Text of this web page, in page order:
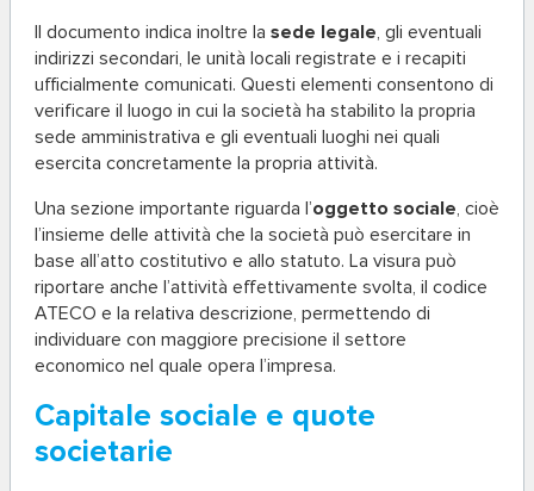
Il documento indica inoltre la sede legale, gli eventuali
indirizzi secondari, le unità locali registrate e i recapiti
ufficialmente comunicati. Questi elementi consentono di
verificare il luogo in cui la società ha stabilito la propria
sede amministrativa e gli eventuali luoghi nei quali
esercita concretamente la propria attività.
Una sezione importante riguarda l’oggetto sociale, cioè
l’insieme delle attività che la società può esercitare in
base all’atto costitutivo e allo statuto. La visura può
riportare anche l’attività effettivamente svolta, il codice
ATECO e la relativa descrizione, permettendo di
individuare con maggiore precisione il settore
economico nel quale opera l’impresa.
Capitale sociale e quote
societarie